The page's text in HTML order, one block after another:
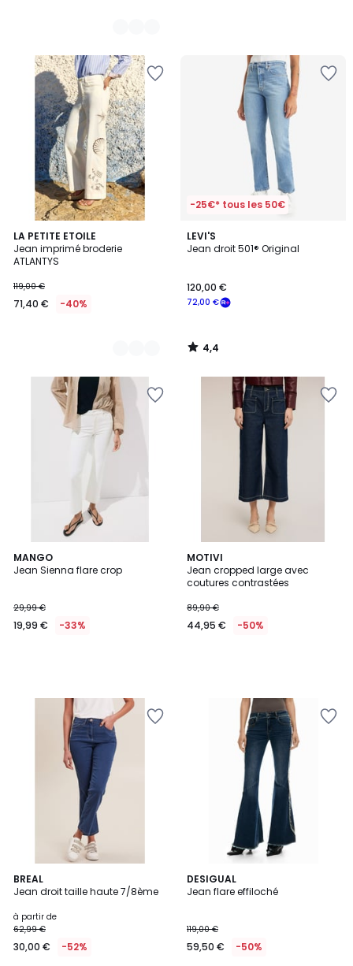
LA PETITE ETOILE
Jean imprimé broderie
ATLANTYS
119,00 €
71,40 € -40%
2
Couleurs
-25€* tous les 50€
LEVI'S
Jean droit 501® Original
72,00 €
120,00 €
4,4
/ 5
4,4
/
MANGO
Jean Sienna flare crop
29,99 €
19,99 € -33%
MOTIVI
Jean cropped large avec
coutures contrastées
89,90 €
44,95 € -50%
BREAL
Jean droit taille haute 7/8ème
à partir de
62,99 €
30,00 € -52%
4
/
2
Couleurs
DESIGUAL
Jean flare effiloché
119,00 €
59,50 € -50%